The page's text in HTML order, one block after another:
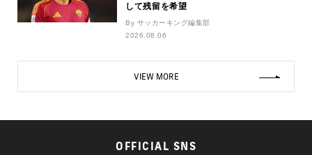
して残留を希望
By サッカーキング編集部
2026.08.06
VIEW MORE
OFFICIAL SNS